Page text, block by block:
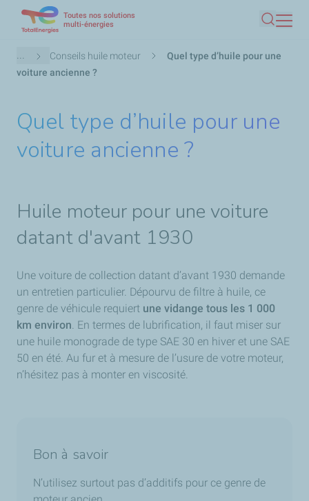
contenu
Toutes nos solutions
multi-énergies
Fil
d'Ariane
... Conseils huile moteur
Quel type d’huile pour une
voiture ancienne ?
Quel type d’huile pour une
voiture ancienne ?
Huile moteur pour une voiture
datant d'avant 1930
Une voiture de collection datant d’avant 1930 demande
un entretien particulier. Dépourvu de filtre à huile, ce
genre de véhicule requiert une vidange tous les 1 000
km environ. En termes de lubrification, il faut miser sur
une huile monograde de type SAE 30 en hiver et une SAE
50 en été. Au fur et à mesure de l’usure de votre moteur,
n’hésitez pas à monter en viscosité.
Bon à savoir
N’utilisez surtout pas d’additifs pour ce genre de